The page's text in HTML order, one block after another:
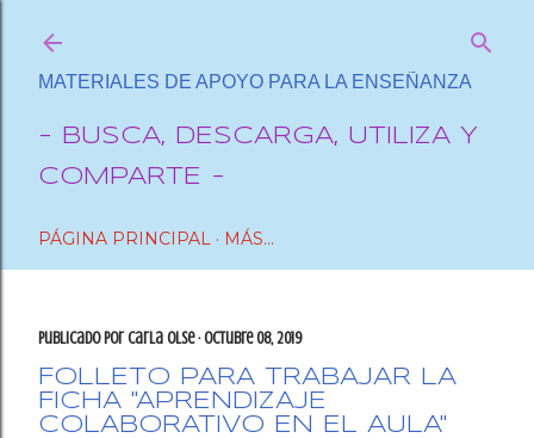
MATERIALES DE APOYO PARA LA ENSEÑANZA
- BUSCA, DESCARGA, UTILIZA Y
COMPARTE -
PÁGINA PRINCIPAL MÁS…
Publicado por Carla OlSe octubre 08, 2019
FOLLETO PARA TRABAJAR LA
FICHA "APRENDIZAJE
COLABORATIVO EN EL AULA"